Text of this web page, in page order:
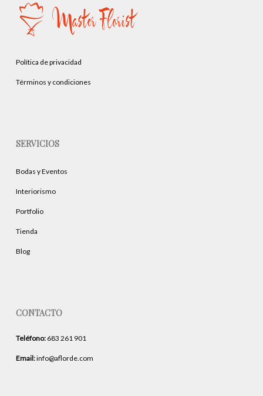
elegir
en
Política de privacidad
Términos y condiciones
SERVICIOS
Bodas y Eventos
Interiorismo
Portfolio
Tienda
Blog
CONTACTO
Teléfono:683 261 901
Email:info@aflorde.com